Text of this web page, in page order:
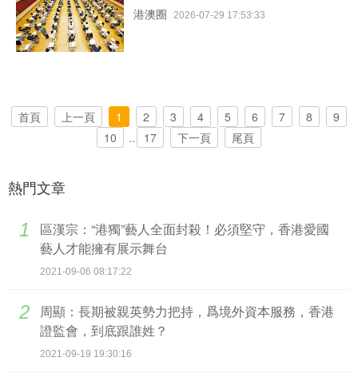
港澳圈 2026-07-29 17:53:33
首頁 上一頁 1 2 3 4 5 6 7 8
9
10
.. 17 下一頁 尾頁
熱門文章
區漢宗：“港獨”藝人全面封殺！必須堅守，香港愛國
藝人才能擁有展示舞台
2021-09-06 08:17:22
1
周顯：長期被親英勢力把持，爲境外資本服務，香港
證監會，到底跟誰姓？
2021-09-19 19:30:16
2